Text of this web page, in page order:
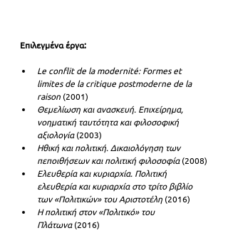
Επιλεγμένα έργα:
Le conflit de la modernité: Formes et
limites de la critique postmoderne de la
raison (2001)
Θεμελίωση και ανασκευή. Επιχείρημα,
νοηματική ταυτότητα και φιλοσοφική
αξιολογία (2003)
Ηθική και πολιτική. Δικαιολόγηση των
πεποιθήσεων και πολιτική φιλοσοφία (2008)
Ελευθερία και κυριαρχία. Πολιτική
ελευθερία και κυριαρχία στο τρίτο βιβλίο
των «Πολιτικών» του Αριστοτέλη (2016)
Η πολιτική στον «Πολιτικό» του
Πλάτωνα (2016)